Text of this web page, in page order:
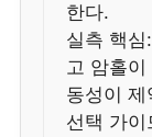
한다.
실측 핵
고 암홀
동성이
선택 가